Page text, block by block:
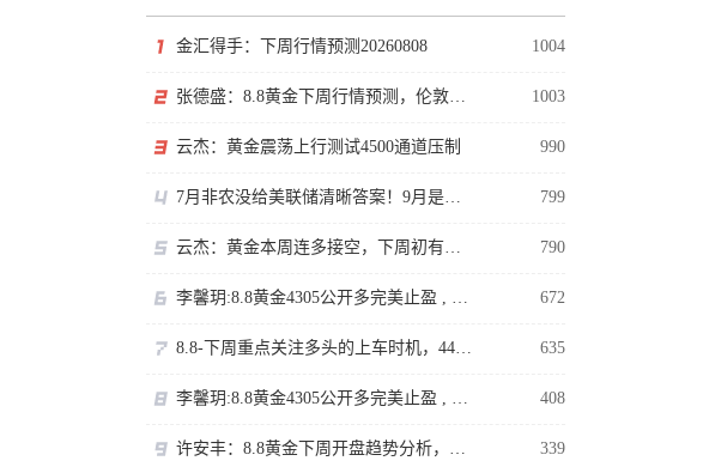
金汇得手：下周行情预测20260808 1004
张德盛：8.8黄金下周行情预测，伦敦金价格走势分析操作策略 1003
云杰：黄金震荡上行测试4500通道压制 990
7月非农没给美联储清晰答案！9月是否加息还得看通胀 799
云杰：黄金本周连多接空，下周初有回撤 790
李馨玥:8.8黄金4305公开多完美止盈 , 下周临近强压不追涨！ 672
8.8-下周重点关注多头的上车时机，4400岌岌可危。 635
李馨玥:8.8黄金4305公开多完美止盈 , 下周临近强压不追涨！ 408
许安丰：8.8黄金下周开盘趋势分析，持仓的朋友看过来 339